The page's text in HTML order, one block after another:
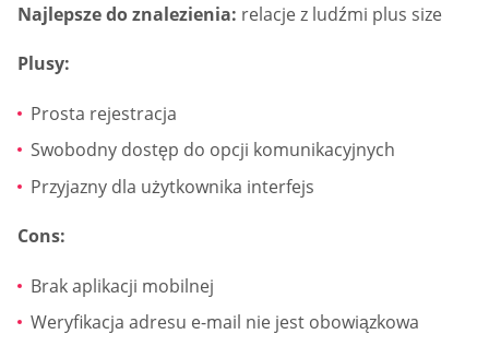
Najlepsze do znalezienia: relacje z ludźmi plus size
Plusy:
Prosta rejestracja
Swobodny dostęp do opcji komunikacyjnych
Przyjazny dla użytkownika interfejs
Cons:
Brak aplikacji mobilnej
Weryfikacja adresu e-mail nie jest obowiązkowa